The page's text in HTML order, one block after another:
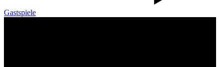
Gastspiele